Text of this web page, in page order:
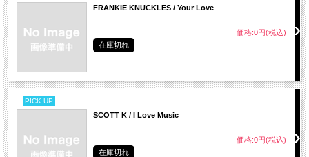
FRANKIE KNUCKLES / Your Love
価格:0円(税込)
在庫切れ
PICK UP
SCOTT K / I Love Music
価格:0円(税込)
在庫切れ